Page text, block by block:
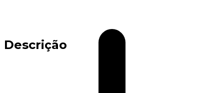
Descrição